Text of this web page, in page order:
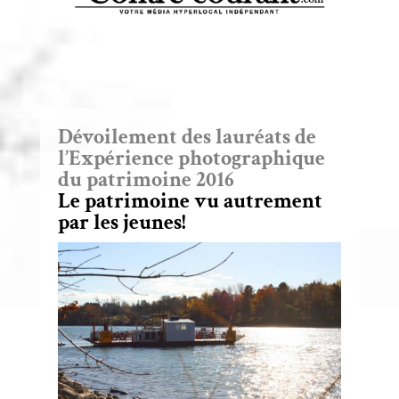
Dévoilement des lauréats de
l’Expérience photographique
du patrimoine 2016
Le patrimoine vu autrement
par les jeunes!